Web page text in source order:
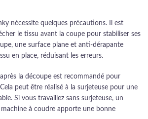
nécessite quelques précautions. Il est
le tissu avant la coupe pour stabiliser ses
une surface plane et anti-dérapante
en place, réduisant les erreurs.
la découpe est recommandé pour
peut être réalisé à la surjeteuse pour une
Si vous travaillez sans surjeteuse, un
machine à coudre apporte une bonne